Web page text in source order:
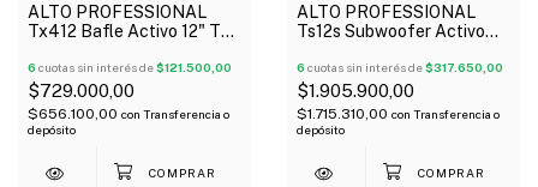
ALTO PROFESSIONAL
Tx412 Bafle Activo 12" TX
Bluetooth
6 cuotas sin interés de$121.500,00
$729.000,00
$656.100,00 con Transferencia o
depósito
ALTO PROFESSIONAL
Ts12s Subwoofer Activo
6 cuotas sin interés de$317.650,00
$1.905.900,00
$1.715.310,00 con Transferencia o
depósito